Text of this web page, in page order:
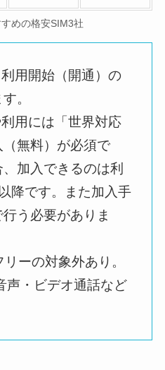
めの格安SIM3社
用開始（開通）の
。
用には「世界対応
無料）が必須で
加入できるのは利
降です。また加入手
う必要がありま
ーの対象外あり。
声・ビデオ通話など